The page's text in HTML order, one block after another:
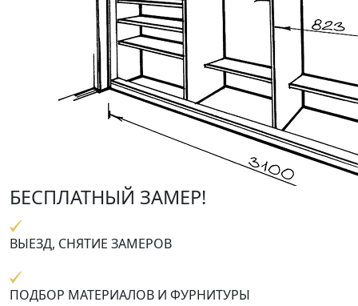
БЕСПЛАТНЫЙ ЗАМЕР!
ВЫЕЗД, СНЯТИЕ ЗАМЕРОВ
ПОДБОР МАТЕРИАЛОВ И ФУРНИТУРЫ